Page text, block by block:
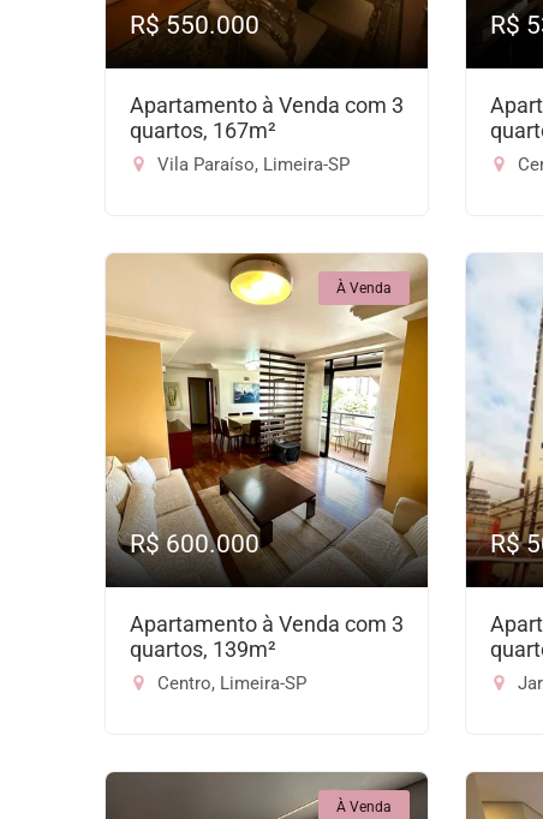
R$ 550.000
Apartamento à Venda com 3
quartos, 167m²
Vila Paraíso, Limeira-SP
R$
À Venda
R$ 600.000
Apartamento à Venda com 3
quartos, 139m²
Centro, Limeira-SP
R$
À Venda